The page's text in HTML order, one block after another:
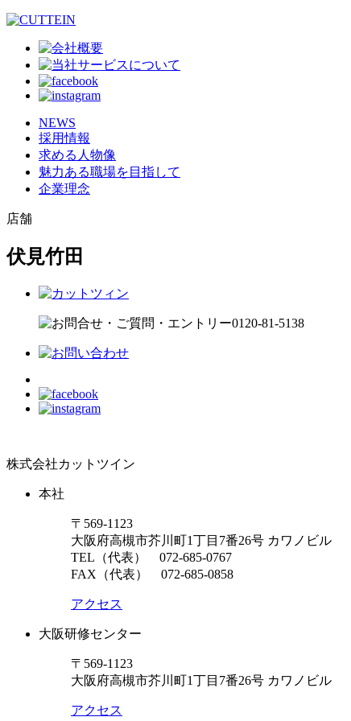
NEWS
採用情報
求める人物像
魅力ある職場を目指して
企業理念
店舗
伏見竹田
株式会社カットツイン
本社
〒569-1123
大阪府高槻市芥川町1丁目7番26号 カワノビル
TEL（代表） 072-685-0767
FAX（代表） 072-685-0858
アクセス
大阪研修センター
〒569-1123
大阪府高槻市芥川町1丁目7番26号 カワノビル
アクセス